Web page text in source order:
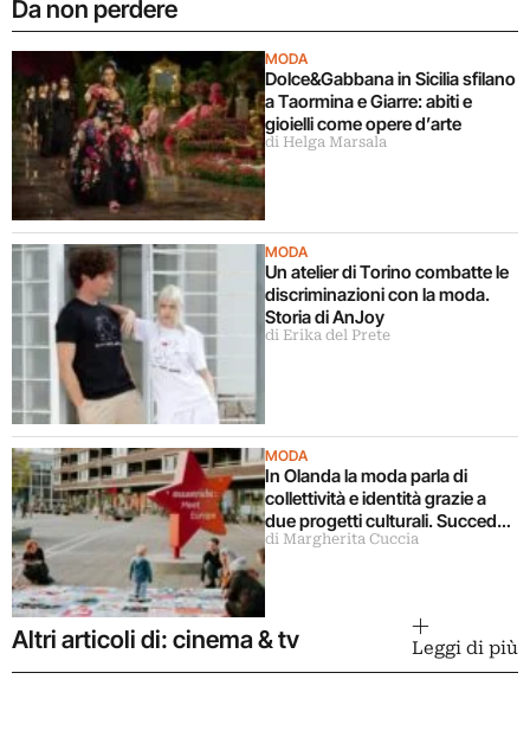
Da non perdere
MODA
Dolce&Gabbana in Sicilia sfilano
a Taormina e Giarre: abiti e
gioielli come opere d’arte
di Helga Marsala
MODA
Un atelier di Torino combatte le
discriminazioni con la moda.
Storia di AnJoy
di Erika del Prete
MODA
In Olanda la moda parla di
collettività e identità grazie a
due progetti culturali. Succede
a Maastricht
di Margherita Cuccia
Altri articoli di: cinema & tv Leggi di più